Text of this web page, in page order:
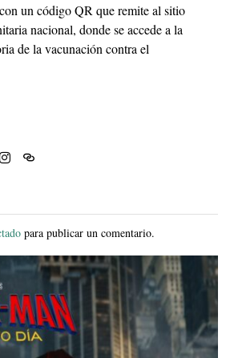
un código QR que remite al sitio
nacional, donde se accede a la
de la vacunación contra el
para publicar un comentario.